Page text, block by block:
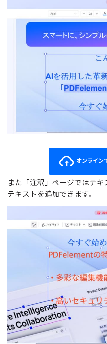
オンライン
また「注釈」ページではテ
テキストを追加できます。